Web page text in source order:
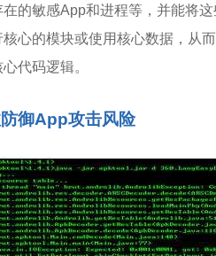
的敏感App和进程等，并能将
⼼的模块或使⽤核⼼数据，从
代码逻辑。
御App攻击风险